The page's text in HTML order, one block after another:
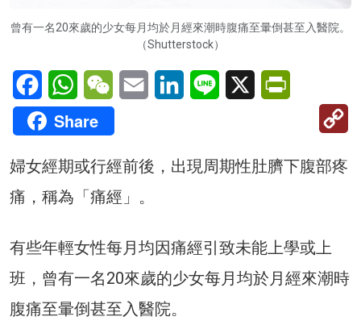
曾有一名20來歲的少女每月均於月經來潮時腹痛至暈倒甚至入醫院。
（Shutterstock）
FacebookWhatsAppWeChatEmail LinkedInLine X
Share
婦女經期或行經前後，出現周期性肚臍下腹部疼
痛，稱為「痛經」。
有些年輕女性每月均因痛經引致未能上學或上
班，曾有一名20來歲的少女每月均於月經來潮時
腹痛至暈倒甚至入醫院。